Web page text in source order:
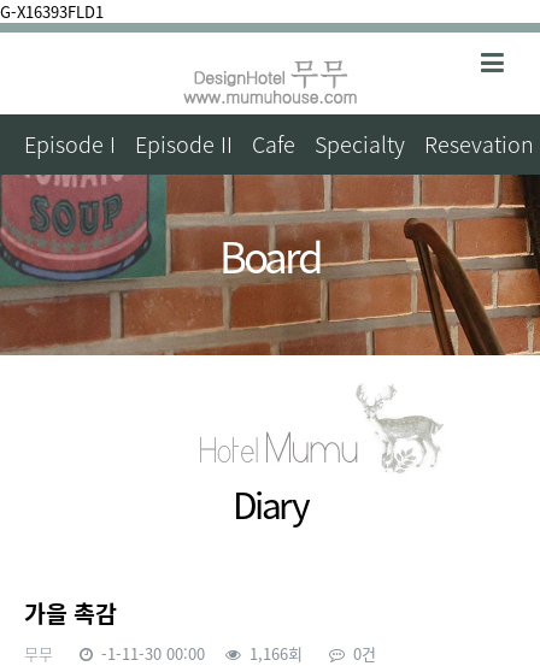
G-X16393FLD1
Episode I Episode II Cafe Specialty Resevation
Board
Diary
가을 촉감
무무 -1-11-30 00:00 1,166회 0건